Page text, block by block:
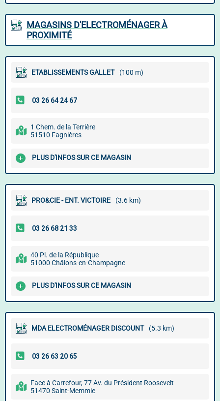
MAGASINS D'ELECTROMÉNAGER À
PROXIMITÉ
ETABLISSEMENTS GALLET (100 m)
1 Chem. de la Terrière
51510 Fagnières
PLUS D'INFOS SUR CE MAGASIN
PRO&CIE - ENT. VICTOIRE (3.6 km)
40 Pl. de la République
51000 Châlons-en-Champagne
PLUS D'INFOS SUR CE MAGASIN
MDA ELECTROMÉNAGER DISCOUNT (5.3 km)
Face à Carrefour, 77 Av. du Président Roosevelt
51470 Saint-Memmie